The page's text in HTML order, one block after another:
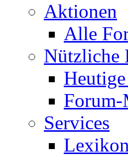
Aktionen
Alle
Nützliche
Forum-
Services
Lexikon